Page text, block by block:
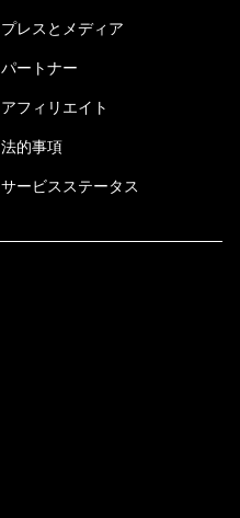
プレスとメディア
パートナー
アフィリエイト
法的事項
サービスステータス